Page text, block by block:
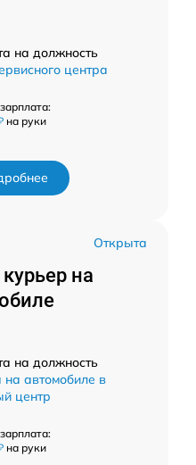
на должность
центра
на руки
Открыта
на
на должность
автомобиле в
центр
на руки